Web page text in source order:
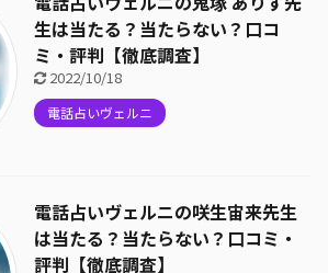
生は当たる？当たらない？口コ
ミ・評判【徹底調査】
2022/10/18
電話占いヴェルニ
電話占いヴェルニの咲生宙来先生
は当たる？当たらない？口コミ・
評判【徹底調査】